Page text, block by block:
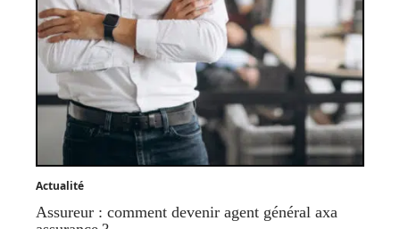
Actualité
Assureur : comment devenir agent général axa